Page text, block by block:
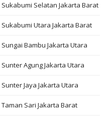
Selatan Jakarta Barat
Utara Jakarta Barat
Bambu Jakarta Utara
Agung Jakarta Utara
Jaya Jakarta Utara
Sari Jakarta Barat